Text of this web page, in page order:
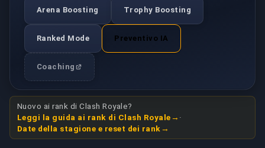
Arena Boosting Trophy Boosting
Ranked Mode Preventivo IA
Coaching
Nuovo ai rank di Clash Royale?
Leggi la guida ai rank di Clash Royale
·
Date della stagione e reset dei rank